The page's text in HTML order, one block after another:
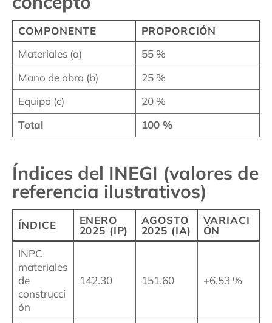
COMPONENTE
PROPORCIÓN
Materiales (a)
55 %
Mano de obra (b)
25 %
Equipo (c)
20 %
Total
100 %
Índices del INEGI (valores de
referencia ilustrativos)
ÍNDICE
ENERO
2025 (IP)
AGOSTO
2025 (IA)
VARIACI
ÓN
INPC
materiales
de
construcci
ón
142.30 151.60 +6.53 %